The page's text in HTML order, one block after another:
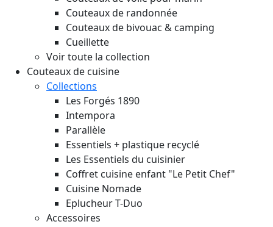
Couteaux de randonnée
Couteaux de bivouac & camping
Cueillette
Voir toute la collection
Couteaux de cuisine
Collections
Les Forgés 1890
Intempora
Parallèle
Essentiels + plastique recyclé
Les Essentiels du cuisinier
Coffret cuisine enfant "Le Petit Chef"
Cuisine Nomade
Eplucheur T-Duo
Accessoires